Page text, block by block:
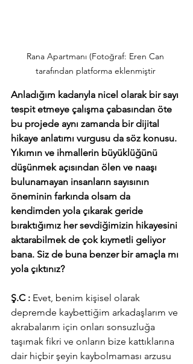
Rana Apartmanı (Fotoğraf: Eren Can
tarafından platforma eklenmiştir
Anladığım kadarıyla nicel olarak bir sayı
tespit etmeye çalışma çabasından öte
bu projede aynı zamanda bir dijital
hikaye anlatımı vurgusu da söz konusu.
Yıkımın ve ihmallerin büyüklüğünü
düşünmek açısından ölen ve naaşı
bulunamayan insanların sayısının
öneminin farkında olsam da
kendimden yola çıkarak geride
bıraktığımız her sevdiğimizin hikayesini
aktarabilmek de çok kıymetli geliyor
bana. Siz de buna benzer bir amaçla mı
yola çıktınız?
Ş.C : Evet, benim kişisel olarak
depremde kaybettiğim arkadaşlarım ve
akrabalarım için onları sonsuzluğa
taşımak fikri ve onların bize kattıklarına
dair hiçbir şeyin kaybolmaması arzusu